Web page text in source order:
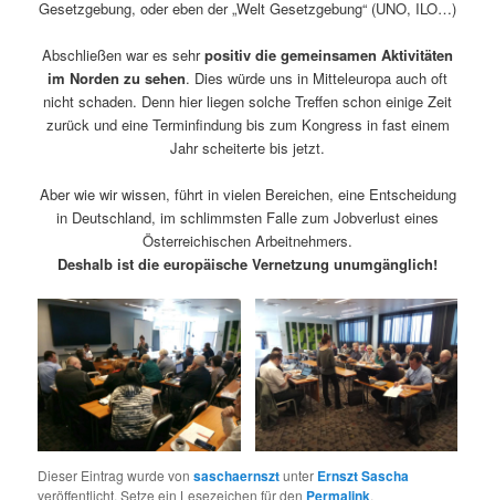
Gesetzgebung, oder eben der „Welt Gesetzgebung“ (UNO, ILO…)
Abschließen war es sehrpositiv die gemeinsamen Aktivitäten
im Norden zu sehen. Dies würde uns in Mitteleuropa auch oft
nicht schaden. Denn hier liegen solche Treffen schon einige Zeit
zurück und eine Terminfindung bis zum Kongress in fast einem
Jahr scheiterte bis jetzt.
Aber wie wir wissen, führt in vielen Bereichen, eine Entscheidung
in Deutschland, im schlimmsten Falle zum Jobverlust eines
Österreichischen Arbeitnehmers.
Deshalb ist die europäische Vernetzung unumgänglich!
Dieser Eintrag wurde vonsaschaernsztunter Ernszt Sascha
veröffentlicht. Setze ein Lesezeichen für den Permalink.